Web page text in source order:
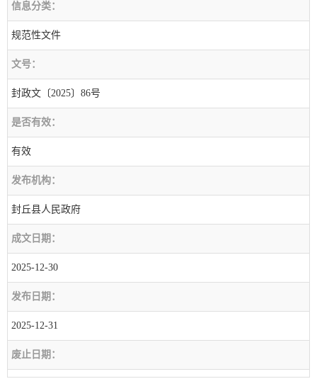
信息分类：
规范性文件
文号：
封政文〔2025〕86号
是否有效：
有效
发布机构：
封丘县人民政府
成文日期：
2025-12-30
发布日期：
2025-12-31
废止日期：